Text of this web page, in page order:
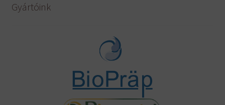
Gyártóink